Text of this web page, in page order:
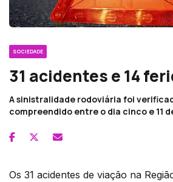
SOCIEDADE
31 acidentes e 14
A sinistralidade rodoviária foi
compreendido entre o dia cinco e 11
Os 31 acidentes de viação na